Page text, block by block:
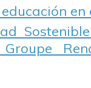
en
Groupe